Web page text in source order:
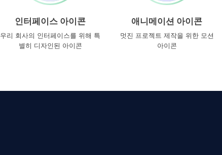
인터페이스 아이콘
우리 회사의 인터페이스를 위해 특
별히 디자인된 아이콘
애니메이션 아이콘
멋진 프로젝트 제작을 위한 모션
아이콘